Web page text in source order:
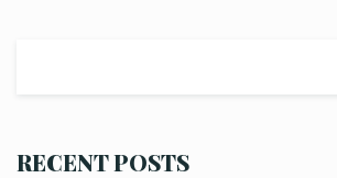
RECENT POSTS